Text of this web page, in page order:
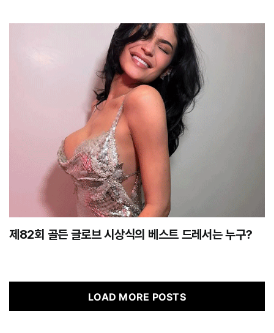
제82회 골든 글로브 시상식의 베스트 드레서는 누구?
LOAD MORE POSTS